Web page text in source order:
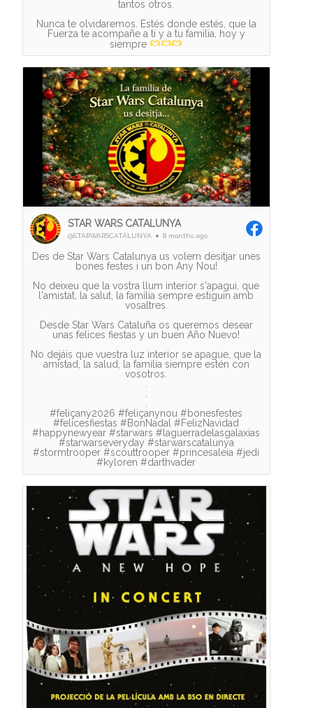
tantos otros.
Nunca te olvidaremos. Estés donde estés, que la
Fuerza te acompañe a ti y a tu familia, hoy y
siempre
STAR WARS CATALUNYA
@STARWARSCATALUNYA 8 months ago
Des de Star Wars Catalunya us volem desitjar unes
bones festes i un bon Any Nou!
No deixeu que la vostra llum interior s'apagui, que
l'amistat, la salut, la família sempre estiguin amb
vosaltres.
Desde Star Wars Cataluña os queremos desear
unas felices fiestas y un buen Año Nuevo!
No dejáis que vuestra luz interior se apague, que la
amistad, la salud, la familia siempre estén con
vosotros.
#feliçany2026 #feliçanynou #bonesfestes
#felicesfiestas #BonNadal #FelizNavidad
#happynewyear #starwars #laguerradelasgalaxias
#starwarseveryday #starwarscatalunya
#stormtrooper #scouttrooper #princesaleia #jedi
#kyloren #darthvader